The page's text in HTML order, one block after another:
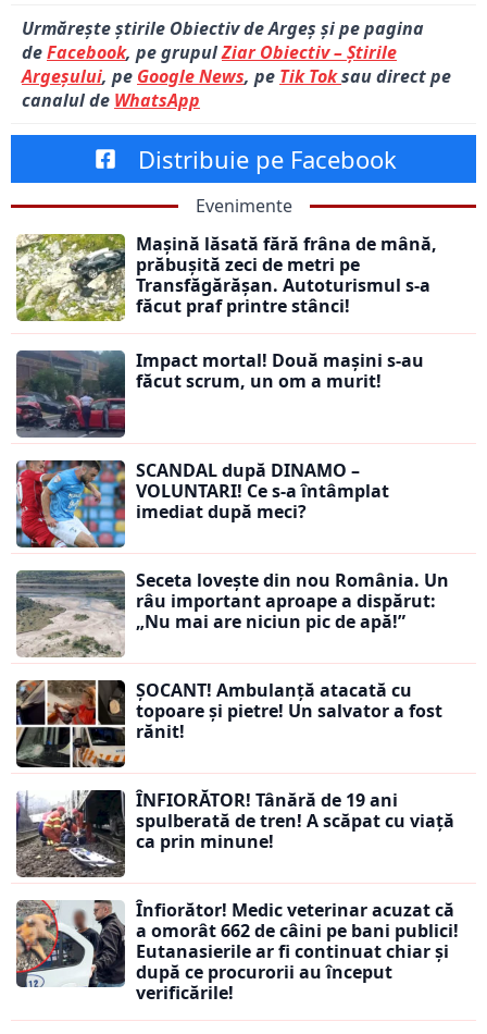
Urmărește știrile Obiectiv de Argeș și pe pagina
deFacebook, pe grupulZiar Obiectiv – Știrile
Argeșului, pe Google News, pe Tik Toksau direct pe
canalul de WhatsApp
Distribuie pe Facebook
Evenimente
Mașină lăsată fără frâna de mână,
prăbușită zeci de metri pe
Transfăgărășan. Autoturismul s-a
făcut praf printre stânci!
Impact mortal! Două mașini s-au
făcut scrum, un om a murit!
SCANDAL după DINAMO –
VOLUNTARI! Ce s-a întâmplat
imediat după meci?
Seceta lovește din nou România. Un
râu important aproape a dispărut:
„Nu mai are niciun pic de apă!”
ȘOCANT! Ambulanță atacată cu
topoare și pietre! Un salvator a fost
rănit!
ÎNFIORĂTOR! Tânără de 19 ani
spulberată de tren! A scăpat cu viață
ca prin minune!
Înfiorător! Medic veterinar acuzat că
a omorât 662 de câini pe bani publici!
Eutanasierile ar fi continuat chiar și
după ce procurorii au început
verificările!